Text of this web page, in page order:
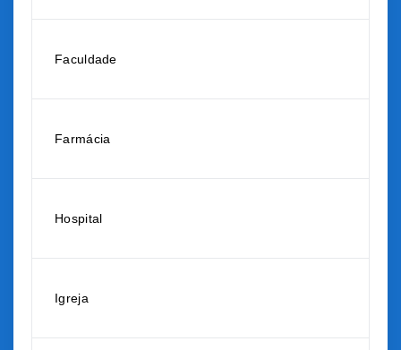
Faculdade
Farmácia
Hospital
Igreja